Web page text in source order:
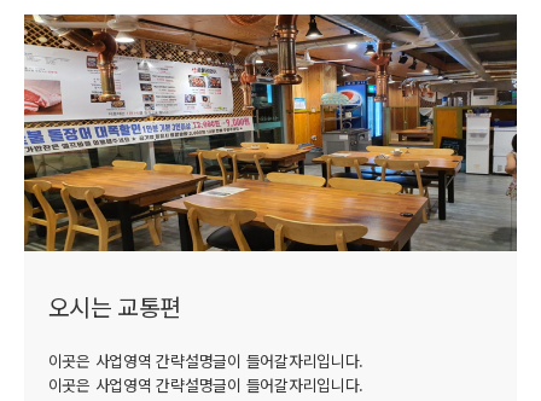
오시는 교통편
이곳은 사업영역 간략설명글이 들어갈자리입니다.
이곳은 사업영역 간략설명글이 들어갈자리입니다.